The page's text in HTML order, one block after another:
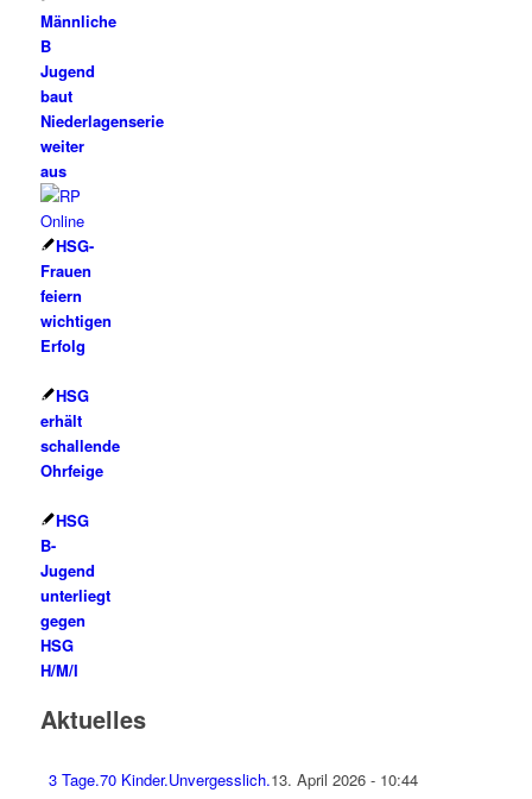
Männliche
B
Jugend
baut
Niederlagenserie
weiter
aus
HSG-
Frauen
feiern
wichtigen
Erfolg
HSG
erhält
schallende
Ohrfeige
HSG
B-
Jugend
unterliegt
gegen
HSG
H/M/I
Aktuelles
3 Tage.70 Kinder.Unvergesslich.13. April 2026 - 10:44